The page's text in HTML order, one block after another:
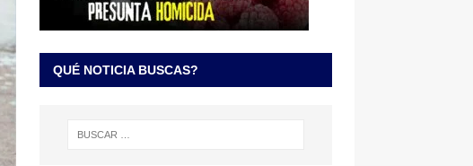
QUÉ NOTICIA BUSCAS?